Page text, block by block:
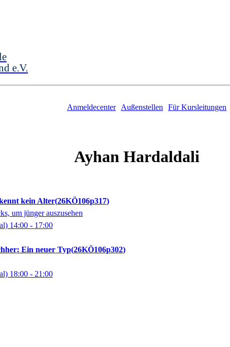
e.V.
Anmeldecenter Außenstellen Für Kursleitungen
Ayhan Hardaldali
kein Alter 26KÖ106p317
um jünger auszusehen
14:00 - 17:00
Ein neuer Typ 26KÖ106p302
18:00 - 21:00